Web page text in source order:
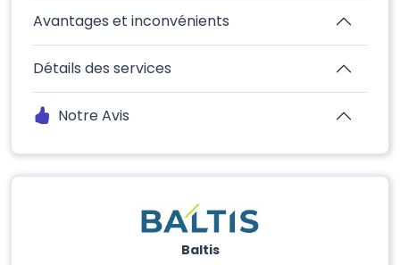
Avantages et inconvénients
Détails des services
Notre Avis
Baltis